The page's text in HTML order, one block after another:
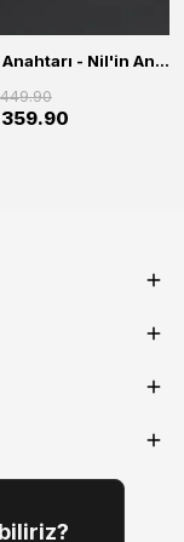
2'li Ankh Anahtarı - Nil'in Anahtarı - Kuru Kafa Erkek Kadın Kolye Seti